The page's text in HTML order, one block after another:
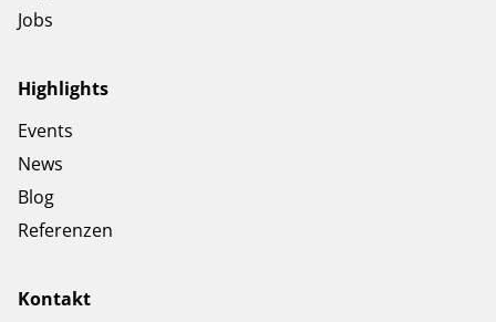
Jobs
Highlights
Events
News
Blog
Referenzen
Kontakt